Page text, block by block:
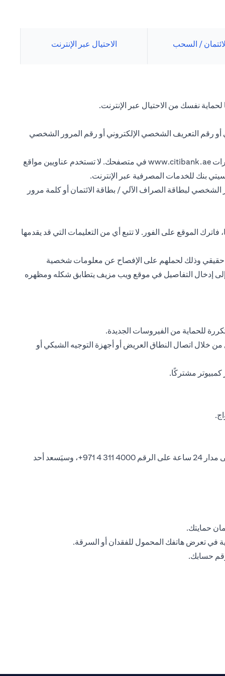
/ السحب الاحتيال عبر الإنترنت
نفسك من الاحتيال عبر الإنترنت.
رقم التعريف الشخصي الإلكتروني أو رقم المرور الشخصي
www.citibank.ae في متصفحك. لا تستخدم عناويين مواقع
بنك للخدمات المصرفية عبر الإنترنت.
لبطاقة الصراف الآلي / بطاقة الائتمان أو كلمة مرور
الموقع على الفور. لا تتبع أي من التعليمات التي قد يقدمها
حقيقي وذلك لحملهم على الإفصاح عن معلومات شخصية
إلى إدخال التفاصيل في موقع ويب مزيف يتطابق شكله ومظهره
للحماية من الفيروسات الجديدة.
خلال اتصال النطاق العريض أو أجهزة التوجيه الشبكي أو
مشتركًا.
إذا ساورك الشك في أن بياناتك الأمنية الشخصية أو على الإنترنت قد تم اختراقها، فيرجى الاتصال بخدمة Citiphone المصرفية المتوفرة على مدار 24 ساعة على الرقم ‎+971 4 311 4000، وسيَسعد أحد
حمايتك.
في تعرض هاتفك المحمول للفقدان أو السرقة.
حسابك.